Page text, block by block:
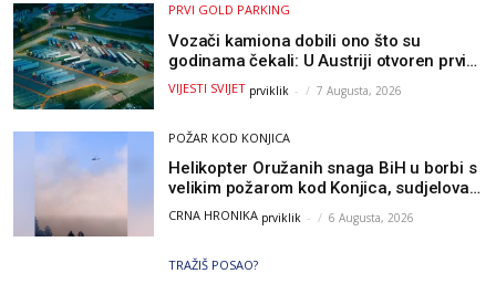
PRVI GOLD PARKING
Vozači kamiona dobili ono što su
godinama čekali: U Austriji otvoren prvi
GOLD sigurni parking
VIJESTI SVIJET prviklik - 7 Augusta, 2026
POŽAR KOD KONJICA
Helikopter Oružanih snaga BiH u borbi s
velikim požarom kod Konjica, sudjelovao
i Air Tractor
CRNA HRONIKA prviklik - 6 Augusta, 2026
TRAŽIŠ POSAO?